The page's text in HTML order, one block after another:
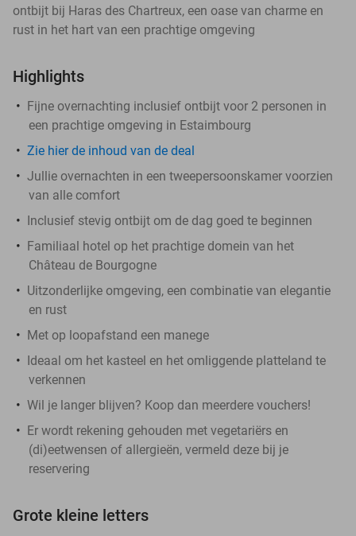
ontbijt bij Haras des Chartreux, een oase van charme en
rust in het hart van een prachtige omgeving
Highlights
Fijne overnachting inclusief ontbijt voor 2 personen in
een prachtige omgeving in Estaimbourg
Zie hier de inhoud van de deal
Jullie overnachten in een tweepersoonskamer voorzien
van alle comfort
Inclusief stevig ontbijt om de dag goed te beginnen
Familiaal hotel op het prachtige domein van het
Château de Bourgogne
Uitzonderlijke omgeving, een combinatie van elegantie
en rust
Met op loopafstand een manege
Ideaal om het kasteel en het omliggende platteland te
verkennen
Wil je langer blijven? Koop dan meerdere vouchers!
Er wordt rekening gehouden met vegetariërs en
(di)eetwensen of allergieën, vermeld deze bij je
reservering
Grote kleine letters